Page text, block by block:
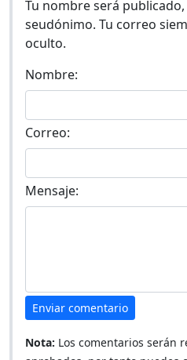
Tu nombre será
seudónimo. Tu correo
oculto.
Nombre:
Correo:
Mensaje:
Enviar comentario
Nota: Los comentarios serán